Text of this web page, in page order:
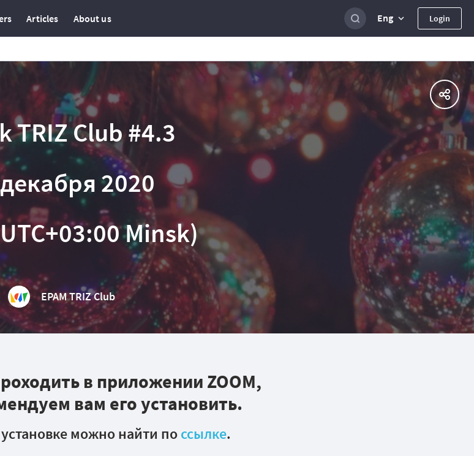
Articles About us Eng Login
TRIZ Club #4.3
2020
Minsk)
EPAM TRIZ Club
в приложении ZOOM,
вам его установить.
можно найти поссылке.